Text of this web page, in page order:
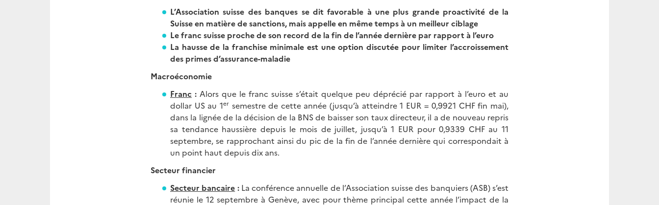
L’Association suisse des banques se dit favorable à une plus grande proactivité de la
Suisse en matière de sanctions, mais appelle en même temps à un meilleur ciblage
Le franc suisse proche de son record de la fin de l’année dernière par rapport à l’euro
La hausse de la franchise minimale est une option discutée pour limiter l’accroissement
des primes d’assurance-maladie
Macroéconomie
Franc : Alors que le franc suisse s’était quelque peu déprécié par rapport à l’euro et au
dollar US au 1ersemestre de cette année (jusqu’à atteindre 1 EUR = 0,9921 CHF fin mai),
dans la lignée de la décision de la BNS de baisser son taux directeur, il a de nouveau repris
sa tendance haussière depuis le mois de juillet, jusqu’à 1 EUR pour 0,9339 CHF au 11
septembre, se rapprochant ainsi du pic de la fin de l’année dernière qui correspondait à
un point haut depuis dix ans.
Secteur financier
Secteur bancaire : La conférence annuelle de l’Association suisse des banquiers (ASB) s’est
réunie le 12 septembre à Genève, avec pour thème principal cette année l’impact de la